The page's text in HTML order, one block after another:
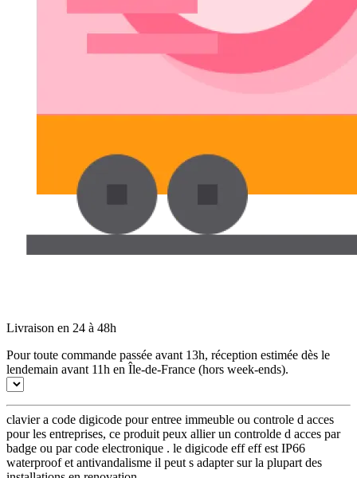
Livraison en 24 à 48h
Pour toute commande passée avant 13h, réception estimée dès le
lendemain avant 11h en Île-de-France (hors week-ends).
clavier a code digicode pour entree immeuble ou controle d acces
pour les entreprises, ce produit peux allier un controlde d acces par
badge ou par code electronique . le digicode eff eff est IP66
waterproof et antivandalisme il peut s adapter sur la plupart des